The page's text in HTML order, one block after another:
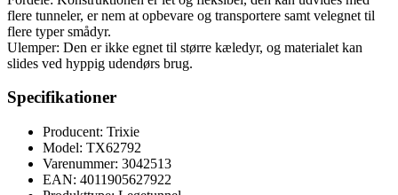
flere tunneler, er nem at opbevare og transportere samt velegnet til
flere typer smådyr.
Ulemper: Den er ikke egnet til større kæledyr, og materialet kan
slides ved hyppig udendørs brug.
Specifikationer
Producent: Trixie
Model: TX62792
Varenummer: 3042513
EAN: 4011905627922